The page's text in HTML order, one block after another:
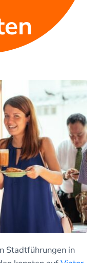
Stadtführungen in